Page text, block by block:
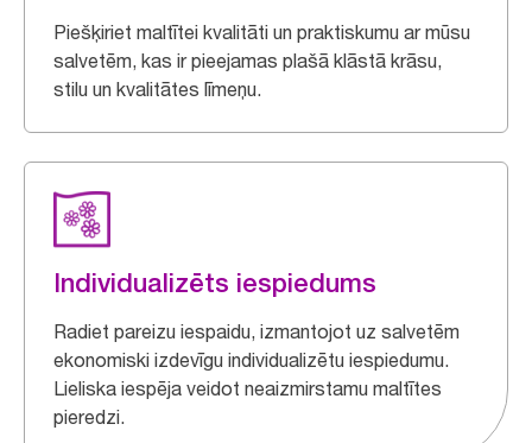
Piešķiriet maltītei kvalitāti un praktiskumu ar mūsu
salvetēm, kas ir pieejamas plašā klāstā krāsu,
stilu un kvalitātes līmeņu.
Individualizēts iespiedums
Radiet pareizu iespaidu, izmantojot uz salvetēm
ekonomiski izdevīgu individualizētu iespiedumu.
Lieliska iespēja veidot neaizmirstamu maltītes
pieredzi.